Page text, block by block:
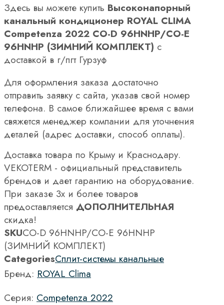
Здесь вы можете купить Высоконапорный
канальный кондиционер ROYAL CLIMA
Competenza 2022 CO-D 96HNHP/CO-E
96HNHP (ЗИМНИЙ КОМПЛЕКТ) с
доставкой в г/пгт Гурзуф
Для оформления заказа достаточно
отправить заявку с сайта, указав свой номер
телефона. В самое ближайшее время с вами
свяжется менеджер компании для уточнения
деталей (адрес доставки, способ оплаты).
Доставка товара по Крыму и Краснодару.
VEKOTERM - официальный представитель
брендов и дает гарантию на оборудование.
При заказе 3х и более товаров
предоставляется ДОПОЛНИТЕЛЬНАЯ
скидка!
SKUCO-D 96HNHP/CO-E 96HNHP
(ЗИМНИЙ КОМПЛЕКТ)
CategoriesСплит-системы канальные
Бренд: ROYAL Clima
Серия: Competenza 2022